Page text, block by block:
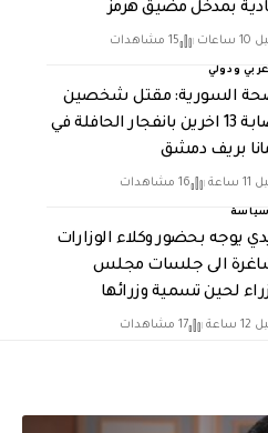
بمدخل مضيق هرمز
ساعات 15 مشاهدات
عربي ودولي
السورية: مقتل شخصين
وإصابة 13 اخرين بانفجار الحافلة في
بريف دمشق
ساعة 16 مشاهدات
سياسة
يوجه بحضور وكلاء الوزارات
الى جلسات مجلس
لحين تسمية وزرائها
ساعة 17 مشاهدات